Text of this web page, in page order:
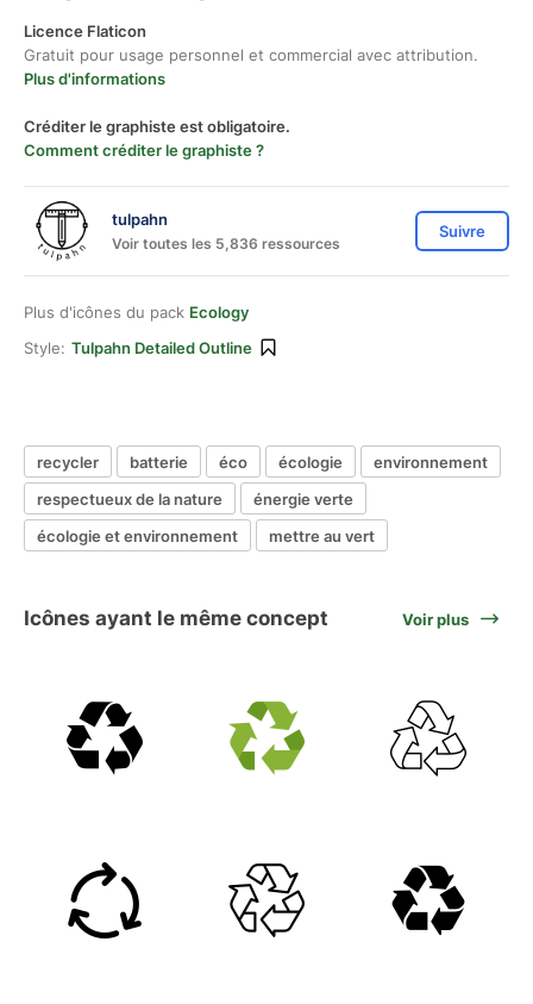
Licence Flaticon
Gratuit pour usage personnel et commercial avec attribution.
Plus d'informations
Créditer le graphiste est obligatoire.
Comment créditer le graphiste ?
tulpahn
Voir toutes les 5,836 ressources
Suivre
Plus d'icônes du pack Ecology
Style: Tulpahn Detailed Outline
recycler batterie éco écologie
environnement
respectueux de la nature
énergie verte
écologie et environnement
mettre au vert
Icônes ayant le même concept Voir plus